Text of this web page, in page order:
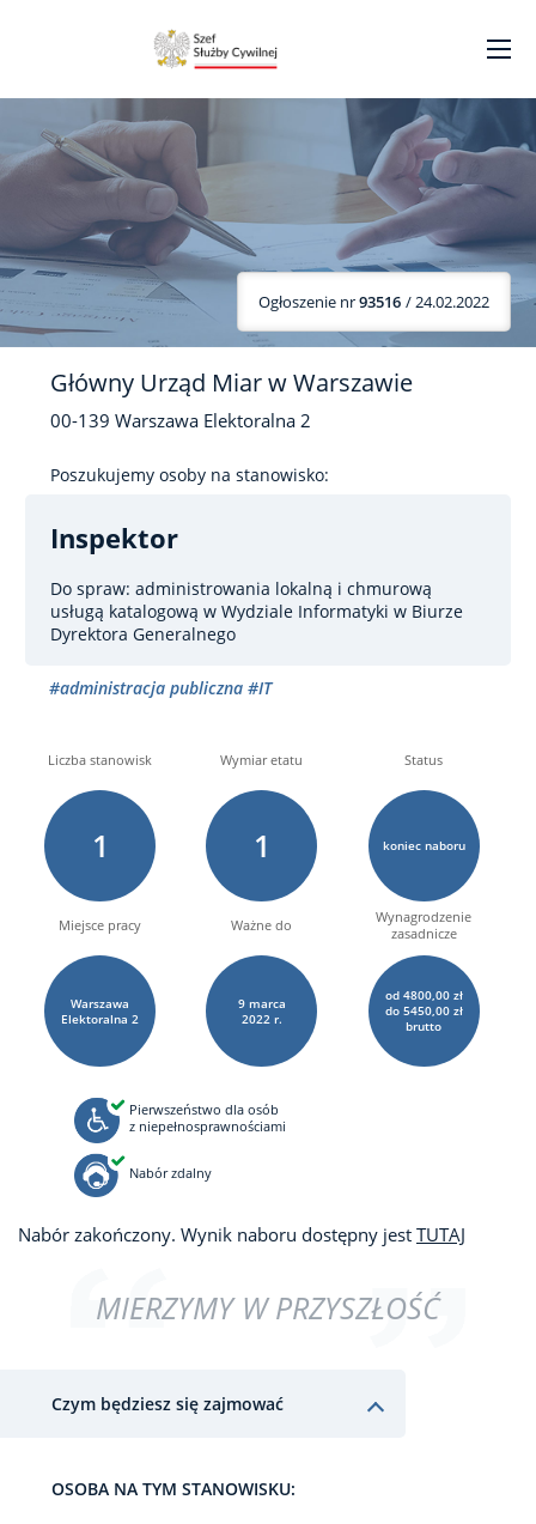
Ogłoszenie nr93516 / 24.02.2022
Główny Urząd Miar w Warszawie
00-139 Warszawa Elektoralna 2
Poszukujemy osoby na stanowisko:
Inspektor
Do spraw: administrowania lokalną i chmurową
usługą katalogową w Wydziale Informatyki w Biurze
Dyrektora Generalnego
#administracja publiczna #IT
Liczba stanowisk
1
Wymiar etatu
1
Status
koniec naboru
Miejsce pracy
Warszawa
Elektoralna2
Ważne do
9 marca
2022 r.
Wynagrodzenie
zasadnicze
od 4800,00 zł
do 5450,00 zł
brutto
Pierwszeństwo dla osób
z niepełnosprawnościami
Nabór zdalny
Nabór zakończony. Wynik naboru dostępny jest TUTAJ
MIERZYMY W PRZYSZŁOŚĆ
Czym będziesz się zajmować
OSOBA NA TYM STANOWISKU: